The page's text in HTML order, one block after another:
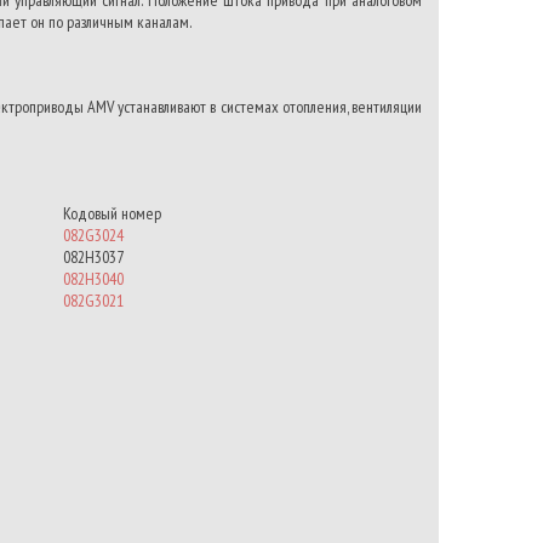
он по различным каналам.
AMV устанавливают в системах отопления, вентиляции
Кодовый номер
082G3024
082H3037
082H3040
082G3021